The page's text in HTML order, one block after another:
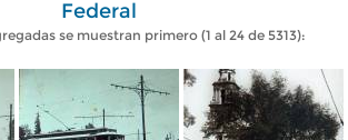
Federal
se muestran primero (1 al 24 de 5313):